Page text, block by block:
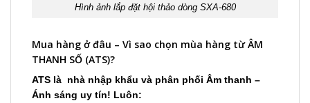
Hình ảnh lắp đặt hội thảo dòng SXA-680
Mua hàng ở đâu – Vì sao chọn mùa hàng từ ÂM
THANH SỐ (ATS)?
ATS là nhà nhập khẩu và phân phối Âm thanh –
Ánh sáng uy tín! Luôn: